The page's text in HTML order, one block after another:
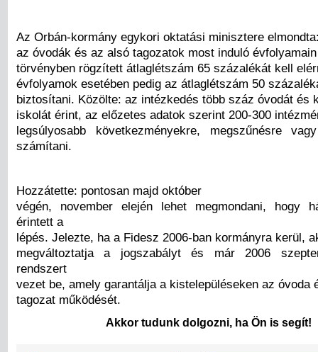
Az Orbán-kormány egykori oktatási minisztere
az óvodák és az alsó tagozatok most induló
törvényben rögzített átlaglétszám 65 százalékát kell
évfolyamok esetében pedig az átlaglétszám 50
biztosítani. Közölte: az intézkedés több száz óvodát és
iskolát érint, az előzetes adatok szerint 200-300
legsúlyosabb következményekre, megszűnésre
számítani.
Hozzátette: pontosan majd október
végén, november elején lehet megmondani, hogy
érintett a
lépés. Jelezte, ha a Fidesz 2006-ban kormányra kerül,
megváltoztatja a jogszabályt és már 2006
rendszert
vezet be, amely garantálja a kistelepüléseken az óvoda
tagozat működését.
Akkor tudunk dolgozni, ha Ön is segít!